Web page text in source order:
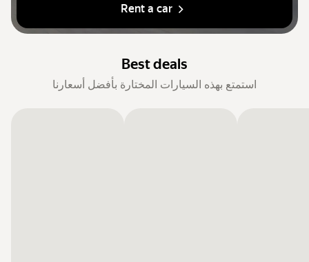
Rent a car
Best deals
استمتع بهذه السيارات المختارة بأفضل أسعارنا